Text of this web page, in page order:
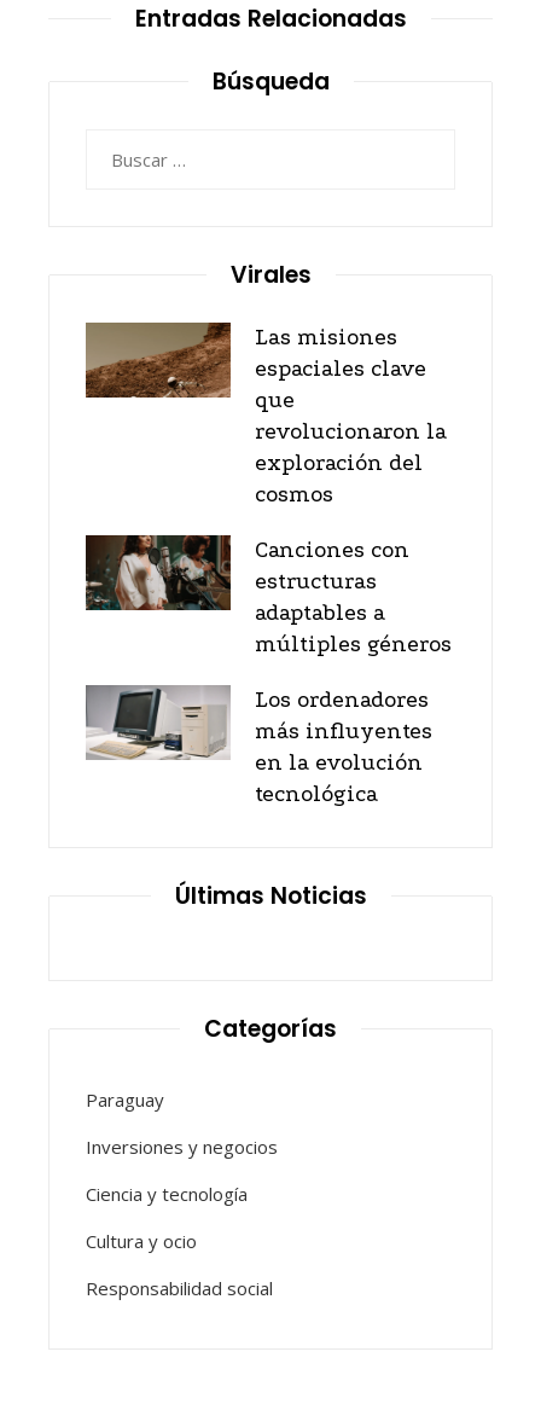
Entradas Relacionadas
Búsqueda
Virales
Las misiones
espaciales clave
que
revolucionaron la
exploración del
cosmos
Canciones con
estructuras
adaptables a
múltiples géneros
Los ordenadores
más influyentes
en la evolución
tecnológica
Últimas Noticias
Categorías
Paraguay
Inversiones y negocios
Ciencia y tecnología
Cultura y ocio
Responsabilidad social